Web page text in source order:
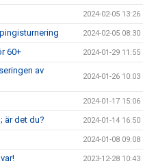
2024-02-05 13:26
2024-02-05 08:30
60+ 2024-01-29 11:55
av
2024-01-26 10:03
2024-01-17 15:06
är det du? 2024-01-14 16:50
2024-01-08 09:08
2023-12-28 10:43